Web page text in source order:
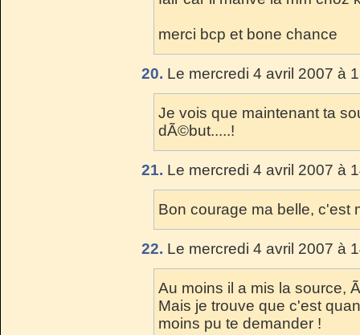
merci bcp et bone chance
20. Le mercredi 4 avril 2007 à
Je vois que maintenant ta
dÃ©but.....!
21. Le mercredi 4 avril 2007 à
Bon courage ma belle, c'est
22. Le mercredi 4 avril 2007 à
Au moins il a mis la source,
Mais je trouve que c'est
moins pu te demander !